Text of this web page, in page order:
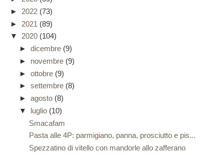
► 2022 (73)
► 2021 (89)
▼ 2020 (104)
► dicembre (9)
► novembre (9)
► ottobre (9)
► settembre (8)
► agosto (8)
▼ luglio (10)
Smacafam
Pasta alle 4P: parmigiano, panna, prosciutto e pis...
Spezzatino di vitello con mandorle allo zafferano